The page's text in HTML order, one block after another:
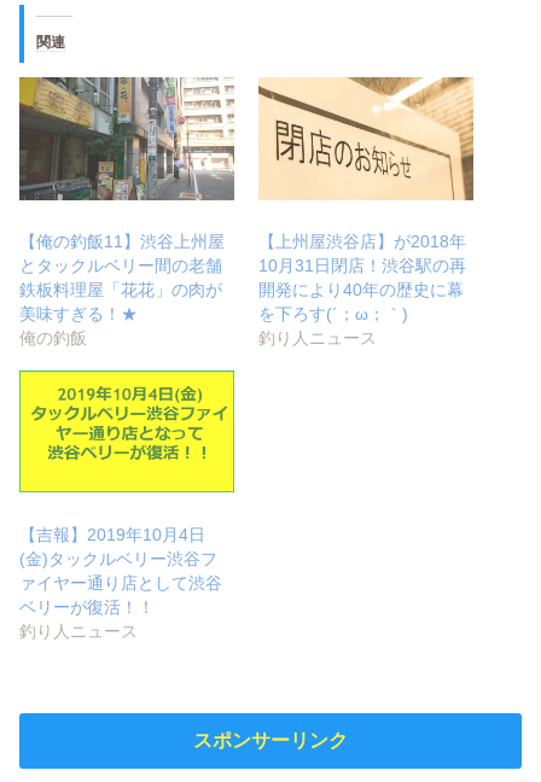
関連
【俺の釣飯11】渋谷上州屋
とタックルベリー間の老舗
鉄板料理屋「花花」の肉が
美味すぎる！★
俺の釣飯
【上州屋渋谷店】が2018年
10月31日閉店！渋谷駅の再
開発により40年の歴史に幕
を下ろす(´；ω；｀)
釣り人ニュース
【吉報】2019年10月4日
(金)タックルベリー渋谷フ
ァイヤー通り店として渋谷
ベリーが復活！！
釣り人ニュース
スポンサーリンク